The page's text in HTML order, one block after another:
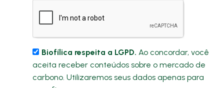
Biofílica respeita a LGPD. Ao concordar, você
aceita receber conteúdos sobre o mercado de
carbono. Utilizaremos seus dados apenas para